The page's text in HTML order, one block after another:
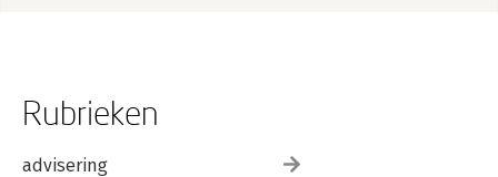
Rubrieken
advisering